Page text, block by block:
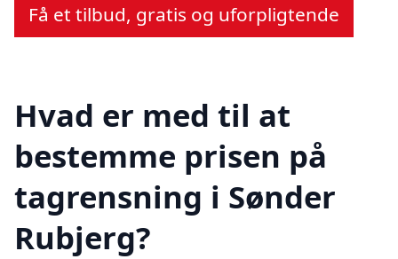
Få et tilbud, gratis og uforpligtende
Hvad er med til at
bestemme prisen på
tagrensning i Sønder
Rubjerg?